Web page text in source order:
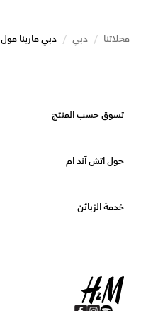
محلاتنا / دبي / دبي مارينا مول
تسوق حسب المنتج
حول اتش آند ام
خدمة الزبائن